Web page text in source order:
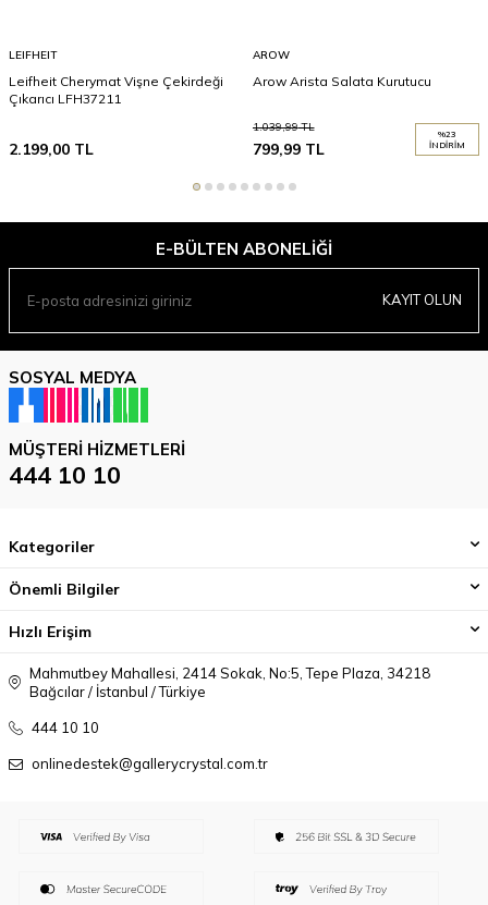
LEIFHEIT
Leifheit Cherymat Vişne Çekirdeği
Çıkarıcı LFH37211
2.199,00 TL
AROW
Arow Arista Salata Kurutucu
1.039,99TL
799,99TL
%23
İNDIRIM
E-BÜLTEN ABONELIĞI
KAYIT OLUN
SOSYAL MEDYA
MÜŞTERI HIZMETLERI
444 10 10
Kategoriler
Önemli Bilgiler
Hızlı Erişim
Mahmutbey Mahallesi, 2414 Sokak, No:5, Tepe Plaza, 34218
Bağcılar / İstanbul / Türkiye
444 10 10
onlinedestek@gallerycrystal.com.tr